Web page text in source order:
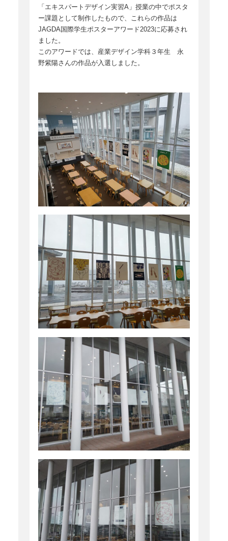
「エキスパートデザイン実習A」授業の中でポスタ
ー課題として制作したもので、これらの作品は
JAGDA国際学生ポスターアワード2023に応募され
ました。
このアワードでは、産業デザイン学科３年生 永
野紫陽さんの作品が入選しました。